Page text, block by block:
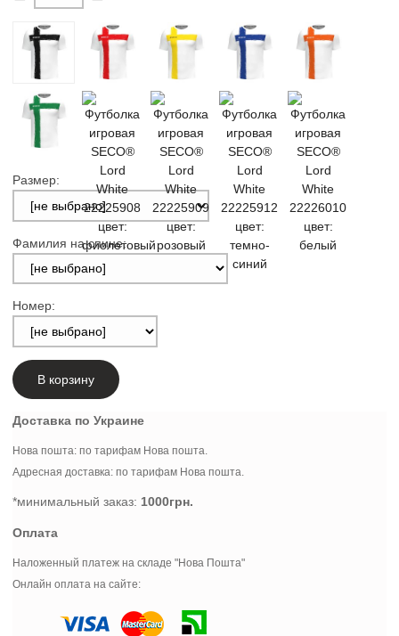
Размер:
Фамилия на спине:
Номер:
В корзину
Доставка по Украине
Нова пошта: по тарифам Нова пошта.
Адресная доставка: по тарифам Нова пошта.
*минимальный заказ: 1000грн.
Оплата
Наложенный платеж на складе "Нова Пошта"
Онлайн оплата на сайте: